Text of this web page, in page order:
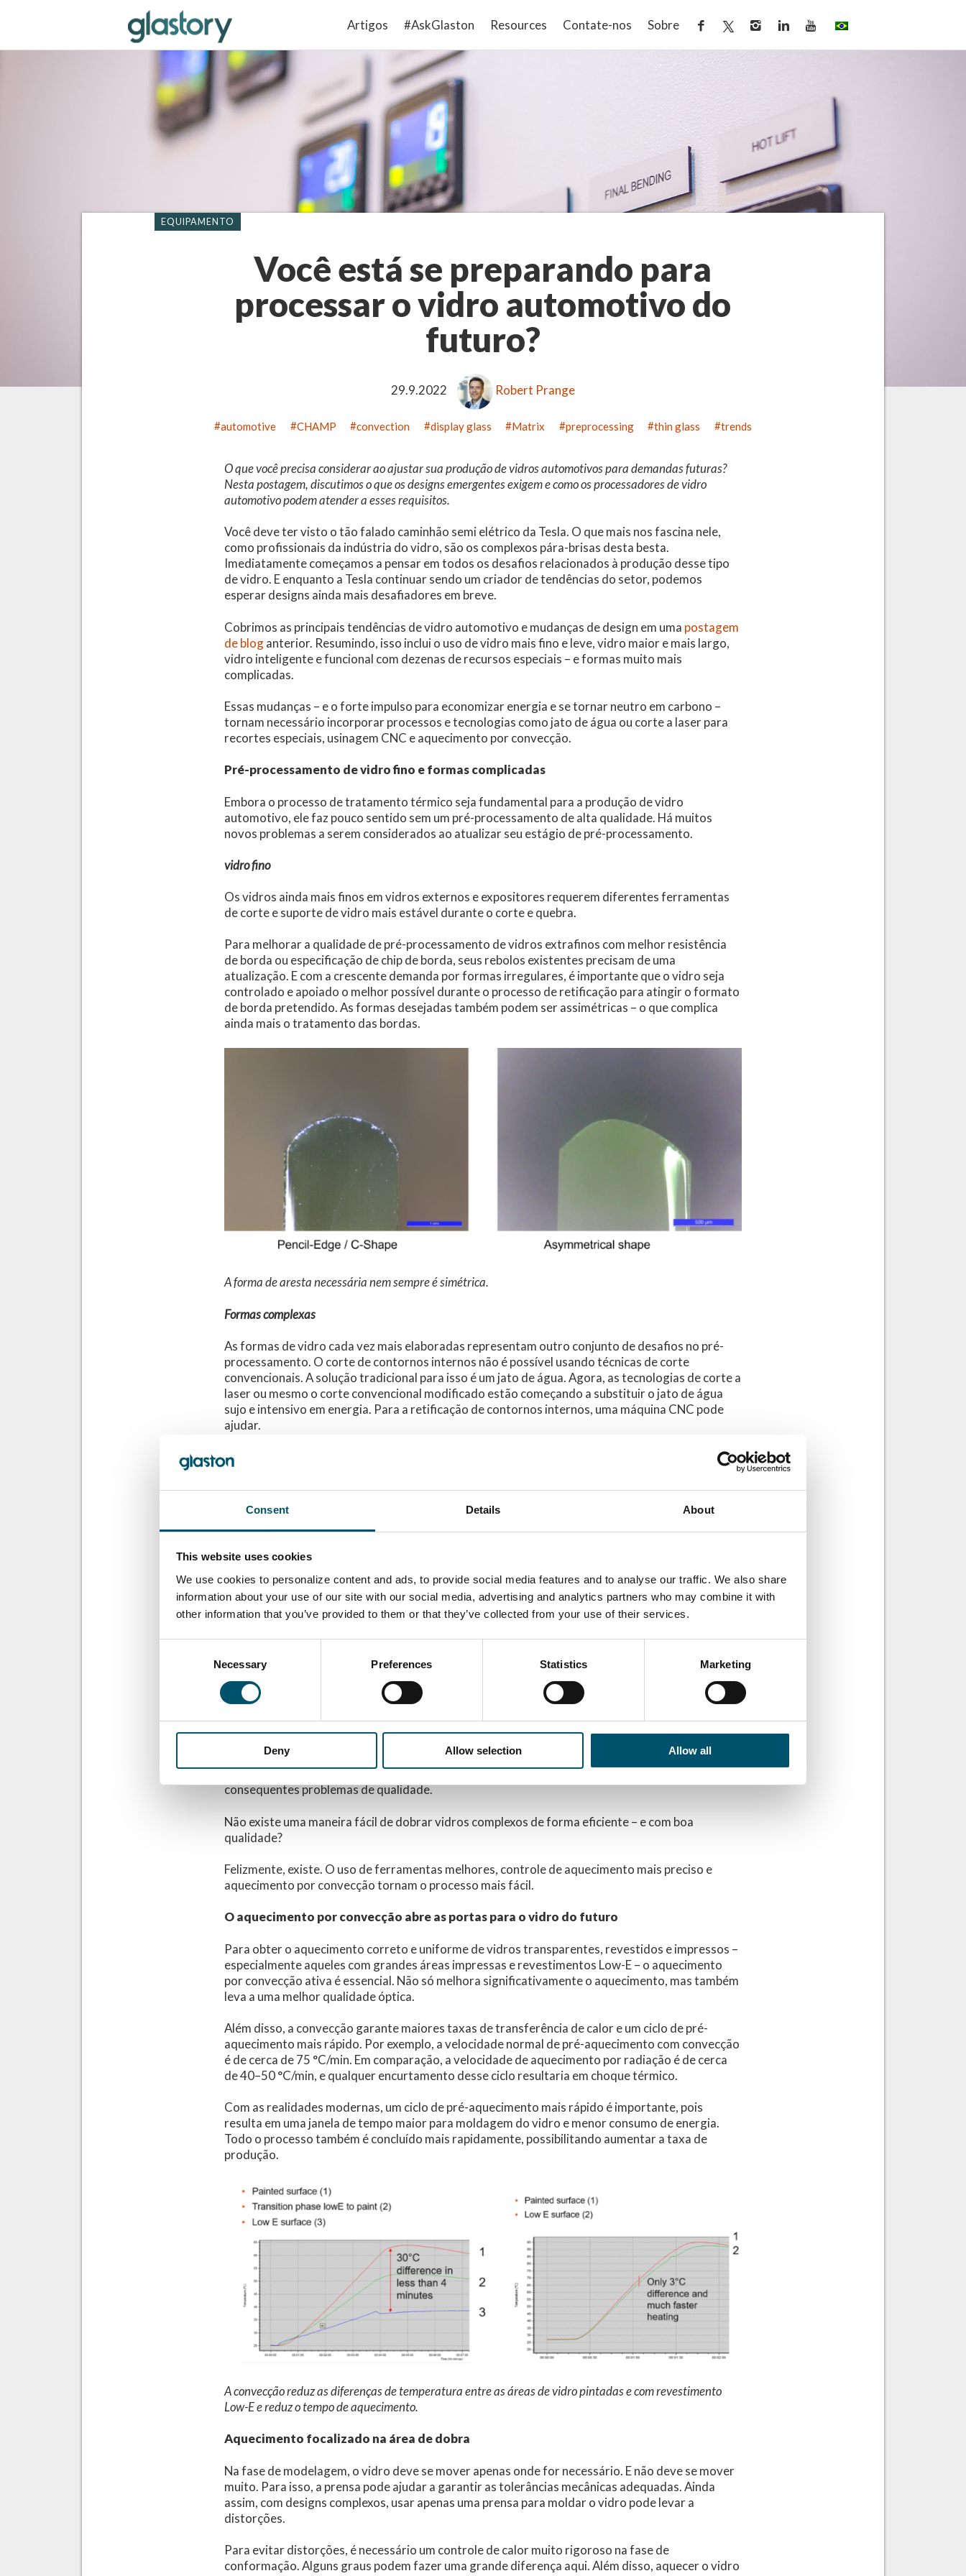
Consent Details About
This website uses cookies
We use cookies to personalize content and ads, to provide social media features and to analyse our traffic. We also share
information about your use of our site with our social media, advertising and analytics partners who may combine it with
other information that you’ve provided to them or that they’ve collected from your use of their services.
Necessary Preferences Statistics Marketing
Deny Allow selection Allow all
Artigos #AskGlaston Resources Contate-nos Sobre
Você está se preparando para
processar o vidro automotivo do
futuro?
EQUIPAMENTO
29.9.2022 Robert Prange
automotive CHAMP convection display glass Matrix preprocessing thin glass trends
O que você precisa considerar ao ajustar sua produção de vidros automotivos para demandas futuras?
Nesta postagem, discutimos o que os designs emergentes exigem e como os processadores de vidro
automotivo podem atender a esses requisitos.
Você deve ter visto o tão falado caminhão semi elétrico da Tesla. O que mais nos fascina nele,
como profissionais da indústria do vidro, são os complexos pára-brisas desta besta.
Imediatamente começamos a pensar em todos os desafios relacionados à produção desse tipo
de vidro. E enquanto a Tesla continuar sendo um criador de tendências do setor, podemos
esperar designs ainda mais desafiadores em breve.
Cobrimos as principais tendências de vidro automotivo e mudanças de design em uma postagem
de bloganterior. Resumindo, isso inclui o uso de vidro mais fino e leve, vidro maior e mais largo,
vidro inteligente e funcional com dezenas de recursos especiais – e formas muito mais
complicadas.
Essas mudanças – e o forte impulso para economizar energia e se tornar neutro em carbono –
tornam necessário incorporar processos e tecnologias como jato de água ou corte a laser para
recortes especiais, usinagem CNC e aquecimento por convecção.
Pré-processamento de vidro fino e formas complicadas
Embora o processo de tratamento térmico seja fundamental para a produção de vidro
automotivo, ele faz pouco sentido sem um pré-processamento de alta qualidade. Há muitos
novos problemas a serem considerados ao atualizar seu estágio de pré-processamento.
vidro fino
Os vidros ainda mais finos em vidros externos e expositores requerem diferentes ferramentas
de corte e suporte de vidro mais estável durante o corte e quebra.
Para melhorar a qualidade de pré-processamento de vidros extrafinos com melhor resistência
de borda ou especificação de chip de borda, seus rebolos existentes precisam de uma
atualização. E com a crescente demanda por formas irregulares, é importante que o vidro seja
controlado e apoiado o melhor possível durante o processo de retificação para atingir o formato
de borda pretendido. As formas desejadas também podem ser assimétricas – o que complica
ainda mais o tratamento das bordas.
A forma de aresta necessária nem sempre é simétrica.
Formas complexas
As formas de vidro cada vez mais elaboradas representam outro conjunto de desafios no pré-
processamento. O corte de contornos internos não é possível usando técnicas de corte
convencionais. A solução tradicional para isso é um jato de água. Agora, as tecnologias de corte a
laser ou mesmo o corte convencional modificado estão começando a substituir o jato de água
sujo e intensivo em energia. Para a retificação de contornos internos, uma máquina CNC pode
ajudar.
Quanto mais complexa a forma do vidro, mais preciso é o controle de corte e retificação. Os
no esmeril.
Com as crescentes exigências para reduzir os custos de energia, é ainda mais importante
consumo de energia. Você precisa garantir que sua dobra forneça os resultados exigidos
enquanto cumpre todas as metas mais recentes relacionadas a custo, qualidade e energia. É a
única maneira de ficar à frente neste negócio.
até 90 °C mais altas do que antes. Esse aumento de temperatura tem um custo alto quando a
economia de energia é uma prioridade fundamental. Então, se você estiver usando pilhas
grossas de interlayers na produção de vidro, raios diferentes podem ser desejados para dobrar
aumentando a complexidade.
Mas atender à crescente necessidade de mais superfícies impressas e revestidas enquanto
depende apenas da radiação é quase impossível. Isso leva a um aquecimento desigual – e
consequentes problemas de qualidade.
Não existe uma maneira fácil de dobrar vidros complexos de forma eficiente – e com boa
qualidade?
Felizmente, existe. O uso de ferramentas melhores, controle de aquecimento mais preciso e
aquecimento por convecção tornam o processo mais fácil.
O aquecimento por convecção abre as portas para o vidro do futuro
Para obter o aquecimento correto e uniforme de vidros transparentes, revestidos e impressos –
especialmente aqueles com grandes áreas impressas e revestimentos Low-E – o aquecimento
por convecção ativa é essencial. Não só melhora significativamente o aquecimento, mas também
leva a uma melhor qualidade óptica.
Além disso, a convecção garante maiores taxas de transferência de calor e um ciclo de pré-
aquecimento mais rápido. Por exemplo, a velocidade normal de pré-aquecimento com convecção
é de cerca de 75 °C/min. Em comparação, a velocidade de aquecimento por radiação é de cerca
de 40–50 °C/min, e qualquer encurtamento desse ciclo resultaria em choque térmico.
Com as realidades modernas, um ciclo de pré-aquecimento mais rápido é importante, pois
resulta em uma janela de tempo maior para moldagem do vidro e menor consumo de energia.
Todo o processo também é concluído mais rapidamente, possibilitando aumentar a taxa de
produção.
A convecção reduz as diferenças de temperatura entre as áreas de vidro pintadas e com revestimento
Low-E e reduz o tempo de aquecimento.
Aquecimento focalizado na área de dobra
Na fase de modelagem, o vidro deve se mover apenas onde for necessário. E não deve se mover
muito. Para isso, a prensa pode ajudar a garantir as tolerâncias mecânicas adequadas. Ainda
assim, com designs complexos, usar apenas uma prensa para moldar o vidro pode levar a
distorções.
Para evitar distorções, é necessário um controle de calor muito rigoroso na fase de
conformação. Alguns graus podem fazer uma grande diferença aqui. Além disso, aquecer o vidro